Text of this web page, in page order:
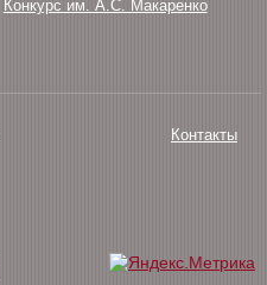
Конкурс им. А.С. Макаренко
Контакты